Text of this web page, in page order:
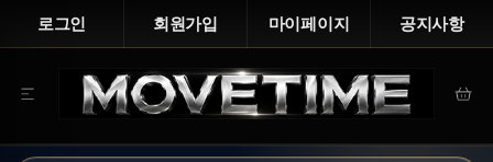
로그인 회원가입 마이페이지 공지사항